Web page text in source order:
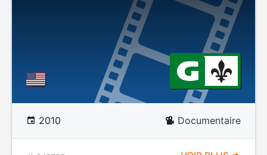
2010 Documentaire